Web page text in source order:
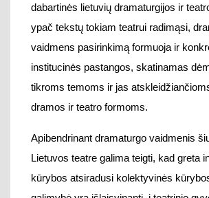
Lietuvos teatre galima teigti, kad greta
kūrybosatsiradusi kolektyvinės
galimybė yraišlaisvinanti, į teatrinio
įtaukianti naujų, talentingų jaunų žmonių
turi galimybę tapti kolektyvinės kūrybos
bendraautoriumi,iš vidaus pažinti teatro
tarpdisciplininėmis meno priemonėmis
svarbias idėjas
ačiau tokiu būdu
gręsia „vienkartinio panaudojimo“ , arba
eliminavimo iš teatro proceso
pavojus.